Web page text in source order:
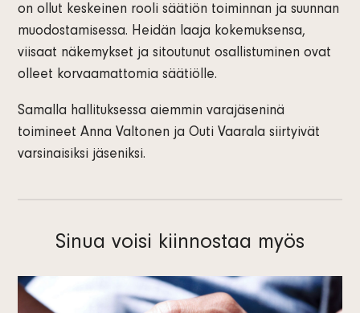
on ollut keskeinen rooli säätiön toiminnan ja suunnan
muodostamisessa. Heidän laaja kokemuksensa,
viisaat näkemykset ja sitoutunut osallistuminen ovat
olleet korvaamattomia säätiölle.
Samalla hallituksessa aiemmin varajäseninä
toimineet Anna Valtonen ja Outi Vaarala siirtyivät
varsinaisiksi jäseniksi.
Sinua voisi kiinnostaa myös